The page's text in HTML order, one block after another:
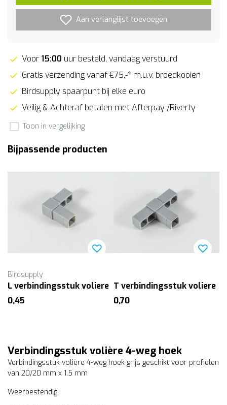
Aan verlanglijst toevoegen
Voor 15:00 uur besteld, vandaag verstuurd
Gratis verzending vanaf €75,-* m.u.v. broedkooien
Birdsupply spaarpunt bij elke euro
Veilig & Achteraf betalen met Afterpay /Riverty
Toon in vergelijking
Bijpassende producten
Birdsupply
L verbindingsstuk voliere
0,45
T verbindingsstuk voliere
0,70
Verbindingsstuk volière 4-weg hoek
Verbindingsstuk volière 4-weg hoek grijs geschikt voor profielen
van 20/20 mm x 1.5 mm
Weerbestendig